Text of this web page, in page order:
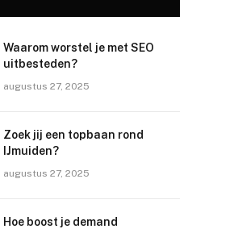
Waarom worstel je met SEO
uitbesteden?
augustus 27, 2025
Zoek jij een topbaan rond
IJmuiden?
augustus 27, 2025
Hoe boost je demand